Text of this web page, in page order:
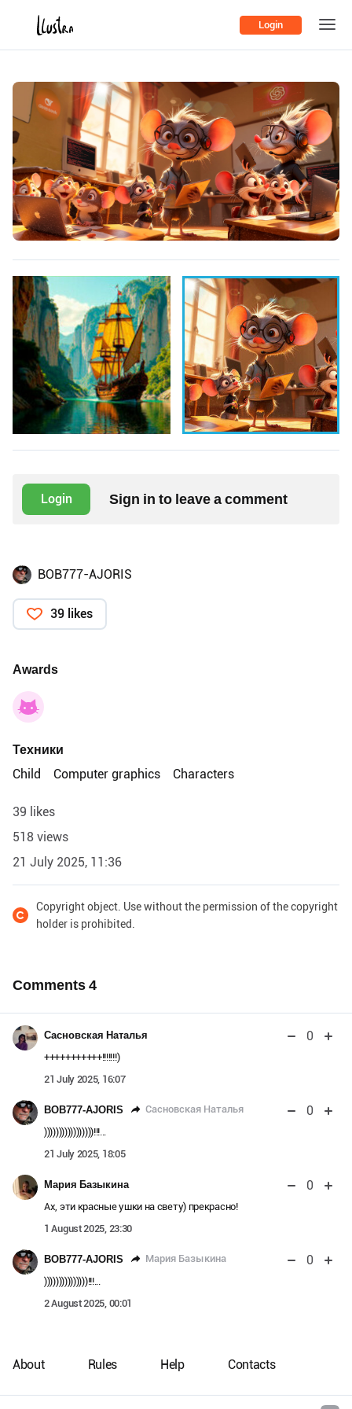
Login
Login Sign in to leave a comment
BOB777-AJORIS
39 likes
Awards
Техники
Child
Computer graphics Characters
39 likes
518 views
21 July 2025, 11:36
Copyright object. Use without the permission of the copyright
holder is prohibited.
Comments4
Сасновская Наталья 0
+++++++++++!!!!!!!)
21 July 2025, 16:07
BOB777-AJORIS Сасновская Наталья 0
)))))))))))))))))!!!...
21 July 2025, 18:05
Мария Базыкина 0
Ах, эти красные ушки на свету) прекрасно!
1 August 2025, 23:30
BOB777-AJORIS Мария Базыкина 0
)))))))))))))))!!!...
2 August 2025, 00:01
About Rules Help Contacts